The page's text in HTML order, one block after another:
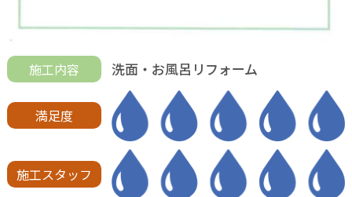
施工内容 洗面・お風呂リフォーム
満足度
施工スタッフ